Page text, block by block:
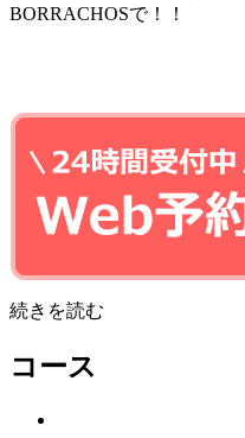
BORRACHOSで！！
続きを読む
コース